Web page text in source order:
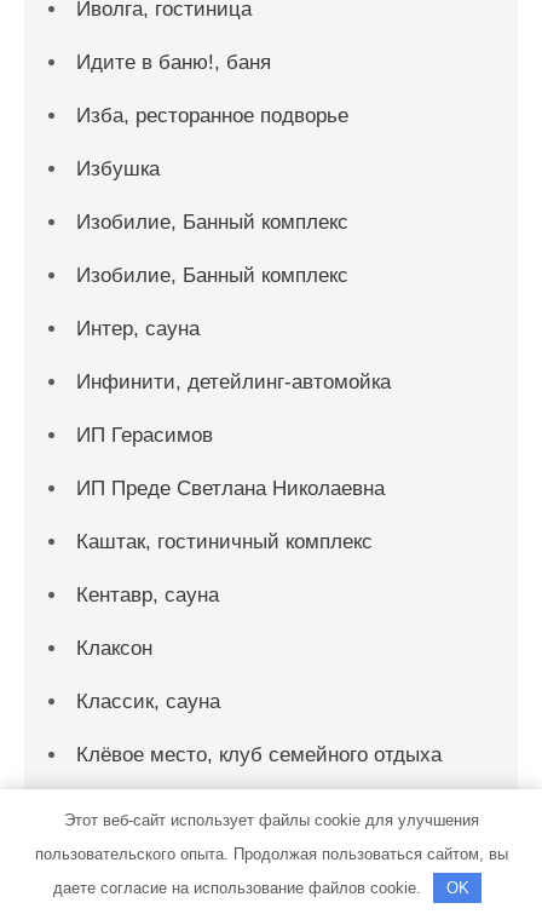
Иволга, гостиница
Идите в баню!, баня
Изба, ресторанное подворье
Избушка
Изобилие, Банный комплекс
Изобилие, Банный комплекс
Интер, сауна
Инфинити, детейлинг-автомойка
ИП Герасимов
ИП Преде Светлана Николаевна
Каштак, гостиничный комплекс
Кентавр, сауна
Клаксон
Классик, сауна
Клёвое место, клуб семейного отдыха
Колесо-Сервис
Космос, центр здоровья
Этот веб-сайт использует файлы cookie для улучшения
пользовательского опыта. Продолжая пользоваться сайтом, вы
даете согласие на использование файлов cookie.
OK